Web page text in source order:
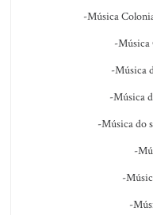
-Música
-Música
-Música
-Música
-Música do
-
-
-